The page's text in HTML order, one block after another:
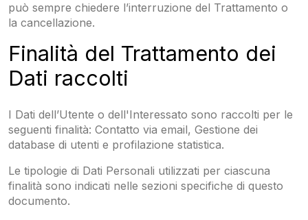
può sempre chiedere l’interruzione del Trattamento o
la cancellazione.
Finalità del Trattamento dei
Dati raccolti
I Dati dell’Utente o dell'Interessato sono raccolti per le
seguenti finalità: Contatto via email, Gestione dei
database di utenti e profilazione statistica.
Le tipologie di Dati Personali utilizzati per ciascuna
finalità sono indicati nelle sezioni specifiche di questo
documento.